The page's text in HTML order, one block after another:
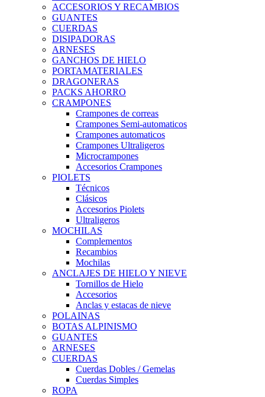
ACCESORIOS Y RECAMBIOS
GUANTES
CUERDAS
DISIPADORAS
ARNESES
GANCHOS DE HIELO
PORTAMATERIALES
DRAGONERAS
PACKS AHORRO
CRAMPONES
Crampones de correas
Crampones Semi-automaticos
Crampones automaticos
Crampones Ultraligeros
Microcrampones
Accesorios Crampones
PIOLETS
Técnicos
Clásicos
Accesorios Piolets
Ultraligeros
MOCHILAS
Complementos
Recambios
Mochilas
ANCLAJES DE HIELO Y NIEVE
Tornillos de Hielo
Accesorios
Anclas y estacas de nieve
POLAINAS
BOTAS ALPINISMO
GUANTES
ARNESES
CUERDAS
Cuerdas Dobles / Gemelas
Cuerdas Simples
ROPA